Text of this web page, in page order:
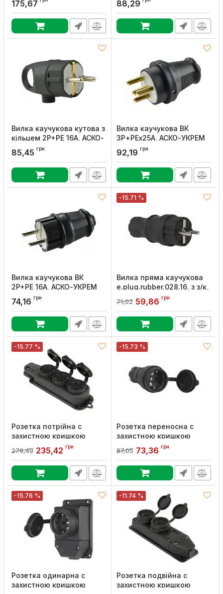
Артикул:
175,67 88,29
Вилка каучукова кутова з
кільцем 2P+PE 16А, АСКО-
Артикул:
85,45 грн
Вилка каучукова ВК
3Р+РЕx25А, АСКО-УКРЕМ
Артикул:A0250010003
92,19 грн
Вилка каучукова ВК
2P+PE 16А, АСКО-УКРЕМ
Артикул:A0250010001
74,16 грн
-15.71 %
Вилка пряма каучукова
e.plug.rubber.028.16, з з/к,
Артикул: s9100023
71,02 59,86 грн
-15.77 %
Розетка потрійна с
захистною кришкою
e.socket.rubber.029.3.16, з
з/к, 16А, E.NEXT
s9100027
279,49 235,42 грн
-15.73 %
Розетка переносна с
захистною кришкою
e.socket.rubber.029.16, з з/
к, 16А, E.NEXT
s9100024
87,05 73,36 грн
-15.76 %
Розетка одинарна с
захистною кришкою
-11.74 %
Розетка подвійна с
захистною кришкою